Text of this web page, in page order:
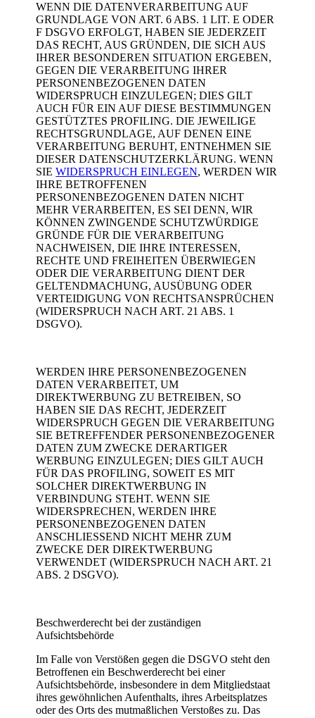
WENN DIE DATENVERARBEITUNG AUF
GRUNDLAGE VON ART. 6 ABS. 1 LIT. E ODER
F DSGVO ERFOLGT, HABEN SIE JEDERZEIT
DAS RECHT, AUS GRÜNDEN, DIE SICH AUS
IHRER BESONDEREN SITUATION ERGEBEN,
GEGEN DIE VERARBEITUNG IHRER
PERSONENBEZOGENEN DATEN
WIDERSPRUCH EINZULEGEN; DIES GILT
AUCH FÜR EIN AUF DIESE BESTIMMUNGEN
GESTÜTZTES PROFILING. DIE JEWEILIGE
RECHTSGRUNDLAGE, AUF DENEN EINE
VERARBEITUNG BERUHT, ENTNEHMEN SIE
DIESER DATENSCHUTZERKLÄRUNG. WENN
SIEWIDERSPRUCH EINLEGEN, WERDEN WIR
IHRE BETROFFENEN
PERSONENBEZOGENEN DATEN NICHT
MEHR VERARBEITEN, ES SEI DENN, WIR
KÖNNEN ZWINGENDE SCHUTZWÜRDIGE
GRÜNDE FÜR DIE VERARBEITUNG
NACHWEISEN, DIE IHRE INTERESSEN,
RECHTE UND FREIHEITEN ÜBERWIEGEN
ODER DIE VERARBEITUNG DIENT DER
GELTENDMACHUNG, AUSÜBUNG ODER
VERTEIDIGUNG VON RECHTSANSPRÜCHEN
(WIDERSPRUCH NACH ART. 21 ABS. 1
DSGVO).
WERDEN IHRE PERSONENBEZOGENEN
DATEN VERARBEITET, UM
DIREKTWERBUNG ZU BETREIBEN, SO
HABEN SIE DAS RECHT, JEDERZEIT
WIDERSPRUCH GEGEN DIE VERARBEITUNG
SIE BETREFFENDER PERSONENBEZOGENER
DATEN ZUM ZWECKE DERARTIGER
WERBUNG EINZULEGEN; DIES GILT AUCH
FÜR DAS PROFILING, SOWEIT ES MIT
SOLCHER DIREKTWERBUNG IN
VERBINDUNG STEHT. WENN SIE
WIDERSPRECHEN, WERDEN IHRE
PERSONENBEZOGENEN DATEN
ANSCHLIESSEND NICHT MEHR ZUM
ZWECKE DER DIREKTWERBUNG
VERWENDET (WIDERSPRUCH NACH ART. 21
ABS. 2 DSGVO).
Beschwerderecht bei der zuständigen
Aufsichtsbehörde
Im Falle von Verstößen gegen die DSGVO steht den
Betroffenen ein Beschwerderecht bei einer
Aufsichtsbehörde, insbesondere in dem Mitgliedstaat
ihres gewöhnlichen Aufenthalts, ihres Arbeitsplatzes
oder des Orts des mutmaßlichen Verstoßes zu. Das